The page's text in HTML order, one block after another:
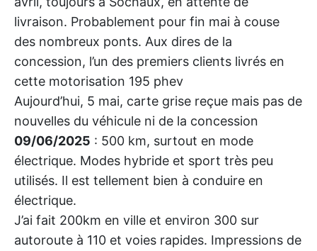
livraison. Probablement pour fin mai à couse
des nombreux ponts. Aux dires de la
concession, l’un des premiers clients livrés en
cette motorisation 195 phev
Aujourd’hui, 5 mai, carte grise reçue mais pas de
nouvelles du véhicule ni de la concession
09/06/2025 : 500 km, surtout en mode
électrique. Modes hybride et sport très peu
utilisés. Il est tellement bien à conduire en
électrique.
J’ai fait 200km en ville et environ 300 sur
autoroute à 110 et voies rapides. Impressions de